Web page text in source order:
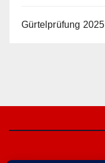
Gürtelprüfung 2025